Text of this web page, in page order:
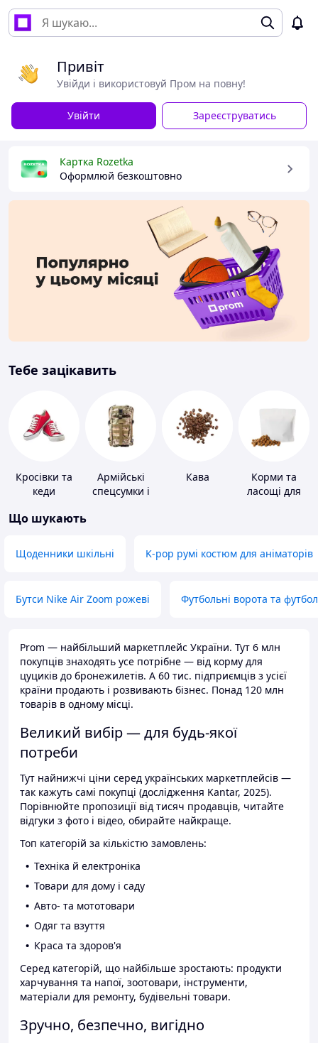
Привіт
Увійди і використовуй Пром на повну!
Увійти Зареєструватись
Картка Rozetka
Оформлюй безкоштовно
Тебе зацікавить
Кросівки та
кеди
Армійські
спецсумки і
Кава
Корми та
ласощі для
Що шукають
Щоденники шкільні K-pop румі костюм для аніматорів
Бутси Nike Air Zoom рожеві Футбольні ворота та
Prom — найбільший маркетплейс України. Тут 6 млн
покупців знаходять усе потрібне — від корму для
цуциків до бронежилетів. А 60 тис. підприємців з усієї
країни продають і розвивають бізнес. Понад 120 млн
товарів в одному місці.
Великий вибір — для будь-якої
потреби
Тут найнижчі ціни серед українських маркетплейсів —
так кажуть самі покупці (дослідження Kantar, 2025).
Порівнюйте пропозиції від тисяч продавців, читайте
відгуки з фото і відео, обирайте найкраще.
Топ категорій за кількістю замовлень:
Техніка й електроніка
Товари для дому і саду
Авто- та мототовари
Одяг та взуття
Краса та здоров'я
Серед категорій, що найбільше зростають: продукти
харчування та напої, зоотовари, інструменти,
матеріали для ремонту, будівельні товари.
Зручно, безпечно, вигідно